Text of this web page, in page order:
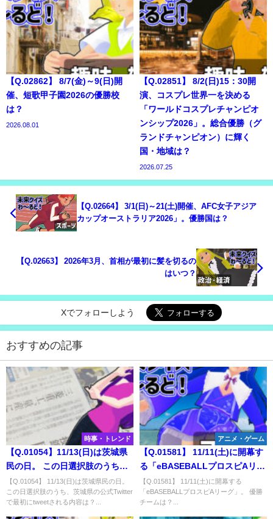
【Q.02862】 8/7(金)～9(日)開
催、短歌甲子園2026の優勝校
は？
2026.08.01
【Q.02851】 8/2(日)15：30開
演、コスプレ世界一を決める
「ワールドコスプレチャンピオ
ンシップ2026」。総合優勝（グ
ランドチャンピオン）に輝く
国・地域は？
2026.07.25
【Q.02664】 3/1(日)～21(土)開催、AFC女子アジア
カップオーストラリア2026」。優勝国は？
【Q.02663】 2026年3月、首相が最初に髪を切るの
はいつ？
Xでフォローしよう
おすすめの記事
時事・トレンド
【Q.01054】11/13(日)は茨城県
民の日。 この日選択肢のうち、
茨城県公認Vtuber「茨ひより」
公式Twitterで最初にtweetされる
内容は？
【Q.01054】 11/13(日)は茨城県民の日。
この日選択肢のうち、茨城県の公式Twitter
で最初にtweetされる内容は？...
アニメ・ゲーム
【Q.01581】 11/11(土)に開幕す
る「eBASEBALLプロスピAリー
グ」。 優勝チームは？
【Q.01581】 11/11(土)に開幕する
「eBASEBALLプロスピAリーグ」。 優勝
チームは？...